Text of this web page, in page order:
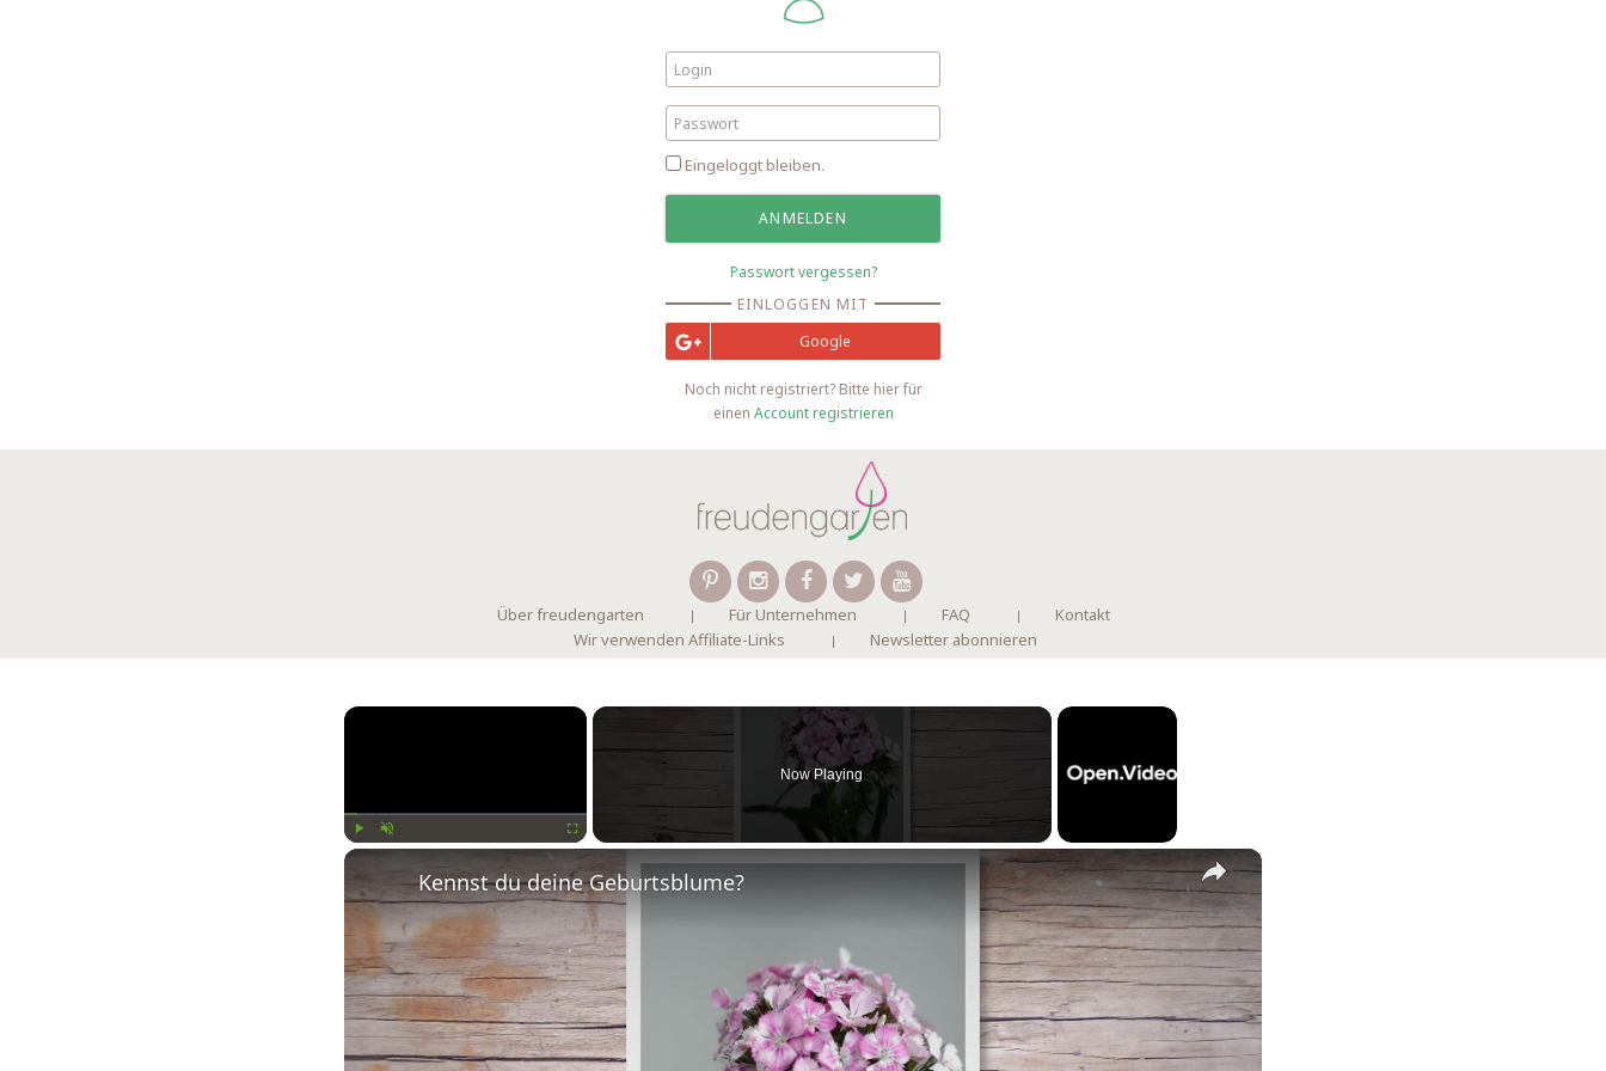
Eingeloggt bleiben.
Passwort vergessen?
EINLOGGEN MIT
Google
Noch nicht registriert? Bitte hier für
einen Account registrieren
Über freudengarten Für Unternehmen FAQ
Kontakt
Wir verwenden Affiliate-Links
Newsletter abonnieren
×
Now Playing
×
Kennst du deine Geburtsblume?